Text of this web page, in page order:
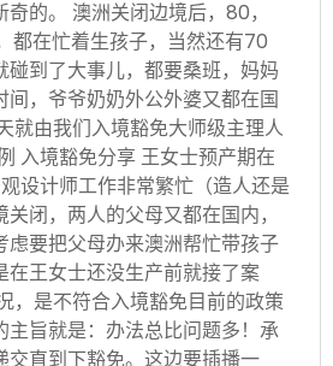
的。 澳洲关闭边境后，80，
都在忙着生孩子，当然还有70
碰到了大事儿，都要桑班，妈妈
间，爷爷奶奶外公外婆又都在国
就由我们入境豁免大师级主理人
入境豁免分享 王女士预产期在
设计师工作非常繁忙（造人还是
闭，两人的父母又都在国内，
虑要把父母办来澳洲帮忙带孩子
在王女士还没生产前就接了案
，是不符合入境豁免目前的政策
主旨就是：办法总比问题多！承
交直到下豁免。这边要插播一